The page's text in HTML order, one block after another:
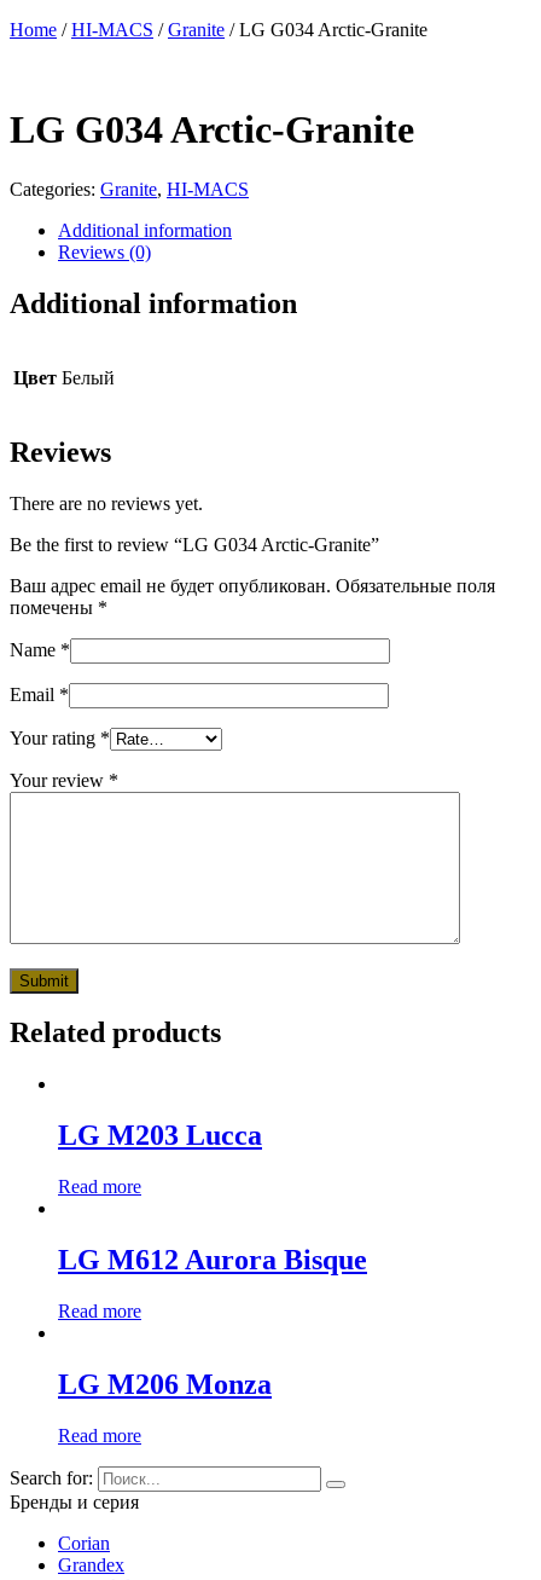
Home /HI-MACS /Granite / LG G034 Arctic-Granite
LG G034 Arctic-Granite
Categories: Granite, HI-MACS
Additional information
Reviews (0)
Additional information
Цвет Белый
Reviews
There are no reviews yet.
Be the first to review “LG G034 Arctic-Granite”
Ваш адрес email не будет опубликован. Обязательные поля
помечены *
Name *
Email *
Your rating *
Your review *
Related products
LG M203 Lucca
Read more
LG M612 Aurora Bisque
Read more
LG M206 Monza
Read more
Search for:
Бренды и серия
Corian
Grandex